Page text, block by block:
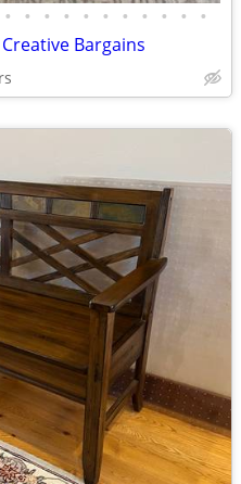
• • • • • • • • • • •
Bargains